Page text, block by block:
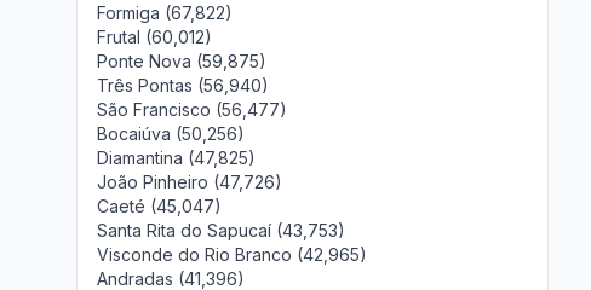
Formiga (67,822)
Frutal (60,012)
Ponte Nova (59,875)
Três Pontas (56,940)
São Francisco (56,477)
Bocaiúva (50,256)
Diamantina (47,825)
João Pinheiro (47,726)
Caeté (45,047)
Santa Rita do Sapucaí (43,753)
Visconde do Rio Branco (42,965)
Andradas (41,396)